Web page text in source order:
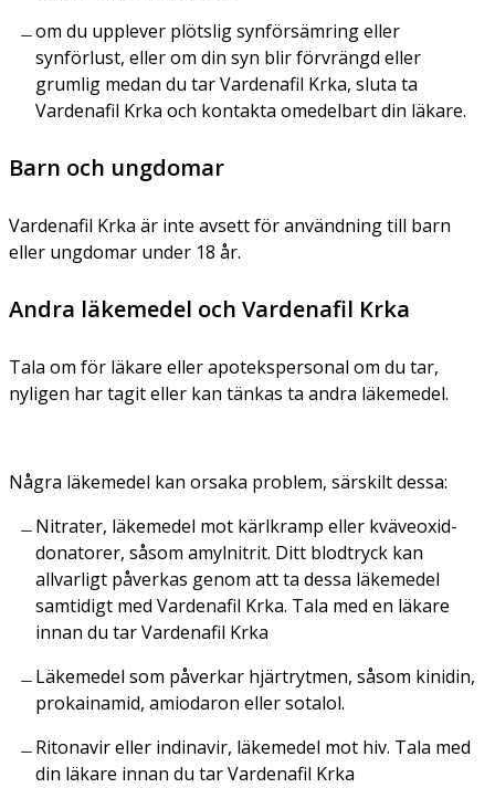
om du upplever plötslig synförsämring eller
synförlust, eller om din syn blir förvrängd eller
grumlig medan du tar Vardenafil Krka, sluta ta
Vardenafil Krka och kontakta omedelbart din läkare.
Barn och ungdomar
Vardenafil Krka är inte avsett för användning till barn
eller ungdomar under 18 år.
Andra läkemedel och Vardenafil Krka
Tala om för läkare eller apotekspersonal om du tar,
nyligen har tagit eller kan tänkas ta andra läkemedel.
Några läkemedel kan orsaka problem, särskilt dessa:
Nitrater, läkemedel mot kärlkramp eller kväveoxid-
donatorer, såsom amylnitrit. Ditt blodtryck kan
allvarligt påverkas genom att ta dessa läkemedel
samtidigt med Vardenafil Krka. Tala med en läkare
innan du tar Vardenafil Krka
Läkemedel som påverkar hjärtrytmen, såsom kinidin,
prokainamid, amiodaron eller sotalol.
Ritonavir eller indinavir, läkemedel mot hiv. Tala med
din läkare innan du tar Vardenafil Krka